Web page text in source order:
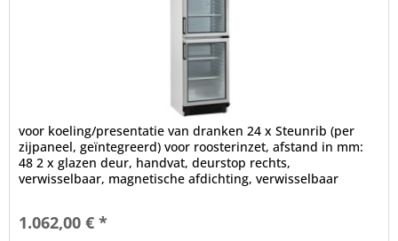
voor koeling/presentatie van dranken 24 x Steunrib (per
zijpaneel, geïntegreerd) voor roosterinzet, afstand in mm:
48 2 x glazen deur, handvat, deurstop rechts,
verwisselbaar, magnetische afdichting, verwisselbaar
1.062,00 € *